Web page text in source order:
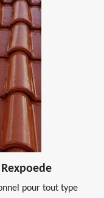
pour tout type